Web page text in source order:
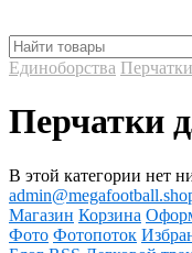
Единоборства Перчатки
Перчатки
В этой категории нет
Магазин Корзина
Фото Фотопоток